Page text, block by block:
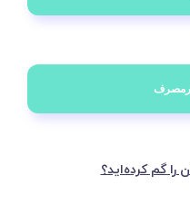
را گم کرده‌اید؟